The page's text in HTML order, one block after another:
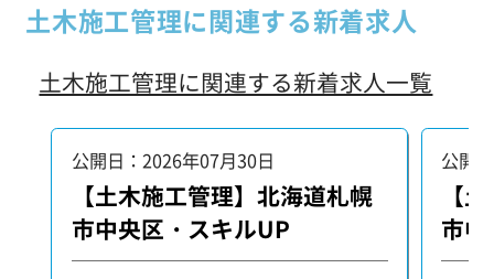
土木施工管理に関連する新着求人
土木施工管理に関連する新着求人一覧
公開日：2026年07月30日
【土木施工管理】北海道札幌
市中央区・スキルUP
公開
【
市
格